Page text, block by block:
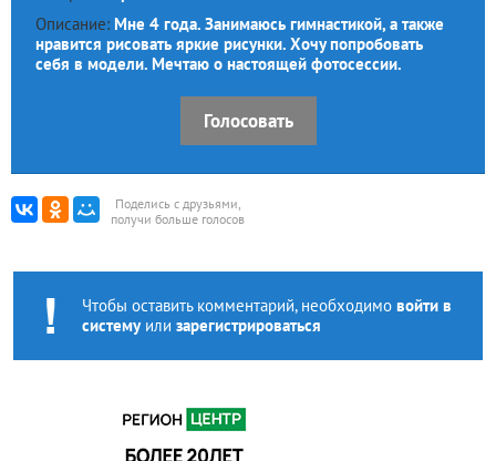
Описание: Мне 4 года. Занимаюсь гимнастикой, а также
нравится рисовать яркие рисунки. Хочу попробовать
себя в модели. Мечтаю о настоящей фотосессии.
Голосовать
Поделись с друзьями,
получи больше голосов
Чтобы оставить комментарий, необходимо войти в
системуили зарегистрироваться